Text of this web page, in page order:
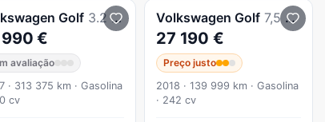
Golf 3.2 R32 4Motion DSG
990 €
avaliação
· 313 375 km · Gasolina
cv
Volkswagen Golf 7,5 GTI
27 190 €
Preço justo
2018 · 139 999 km · Gasolina
· 242 cv